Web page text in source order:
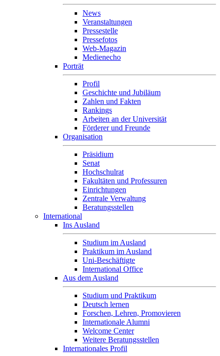
News
Veranstaltungen
Pressestelle
Pressefotos
Web-Magazin
Medienecho
Porträt
Profil
Geschichte und Jubiläum
Zahlen und Fakten
Rankings
Arbeiten an der Universität
Förderer und Freunde
Organisation
Präsidium
Senat
Hochschulrat
Fakultäten und Professuren
Einrichtungen
Zentrale Verwaltung
Beratungsstellen
International
Ins Ausland
Studium im Ausland
Praktikum im Ausland
Uni-Beschäftigte
International Office
Aus dem Ausland
Studium und Praktikum
Deutsch lernen
Forschen, Lehren, Promovieren
Internationale Alumni
Welcome Center
Weitere Beratungsstellen
Internationales Profil